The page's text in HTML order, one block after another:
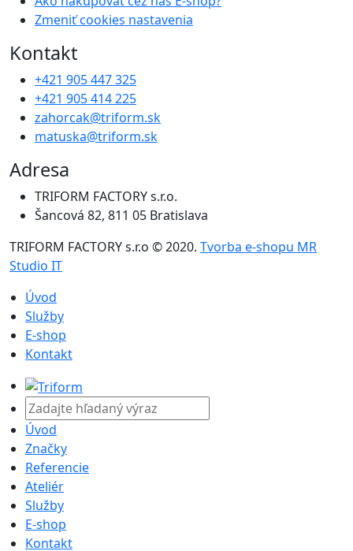
Zmeniť cookies nastavenia
Kontakt
+421 905 447 325
+421 905 414 225
zahorcak@triform.sk
matuska@triform.sk
Adresa
TRIFORM FACTORY s.r.o.
Šancová 82, 811 05 Bratislava
TRIFORM FACTORY s.r.o © 2020. Tvorba e-shopu MR
Studio IT
Úvod
Služby
E-shop
Kontakt
Úvod
Značky
Referencie
Ateliér
Služby
E-shop
Kontakt